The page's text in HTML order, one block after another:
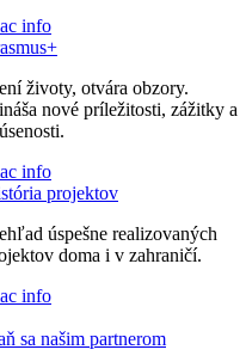
info
životy, otvára obzory.
nové príležitosti, zážitky a
info
projektov
úspešne realizovaných
doma i v zahraničí.
info
sa našim partnerom